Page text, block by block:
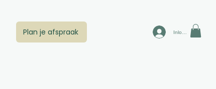
Plan je afspraak Inloggen